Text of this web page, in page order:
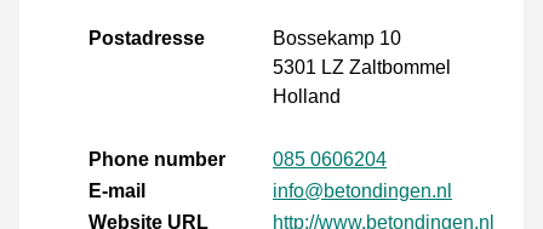
Postadresse
Bossekamp 10
5301 LZ Zaltbommel
Holland
Phone number
085 0606204
E-mail
info@betondingen.nl
Website URL
http://www.betondingen.nl